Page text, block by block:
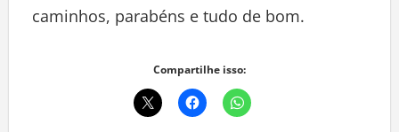
caminhos, parabéns e tudo de bom.
Compartilhe isso: